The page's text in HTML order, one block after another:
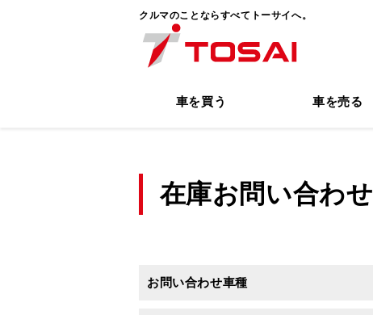
クルマのことならすべてトーサイへ。
車を買う 車を売る
在庫お問い合わせ
お問い合わせ車種